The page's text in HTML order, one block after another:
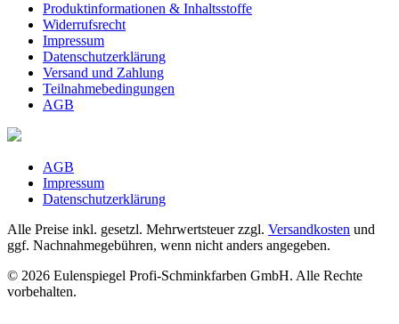
Produktinformationen & Inhaltsstoffe
Widerrufsrecht
Impressum
Datenschutzerklärung
Versand und Zahlung
Teilnahmebedingungen
AGB
AGB
Impressum
Datenschutzerklärung
Alle Preise inkl. gesetzl. Mehrwertsteuer zzgl. Versandkosten und
ggf. Nachnahmegebühren, wenn nicht anders angegeben.
© 2026 Eulenspiegel Profi-Schminkfarben GmbH. Alle Rechte
vorbehalten.